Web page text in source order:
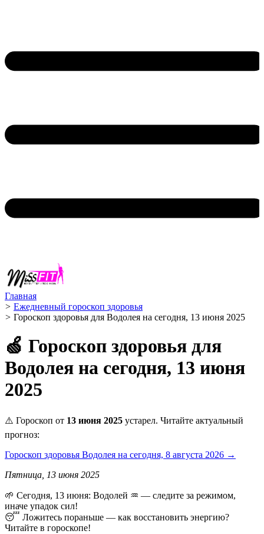
Главная
> Ежедневный гороскоп здоровья
> Гороскоп здоровья для Водолея на сегодня, 13 июня 2025
🍏 Гороскоп здоровья для
Водолея на сегодня, 13 июня
2025
⚠️ Гороскоп от 13 июня 2025 устарел. Читайте актуальный
прогноз:
Гороскоп здоровья Водолея на сегодня, 8 августа 2026 →
Пятница, 13 июня 2025
🌱 Сегодня, 13 июня: Водолей ♒ — следите за режимом,
иначе упадок сил!
😴 Ложитесь пораньше — как восстановить энергию?
Читайте в гороскопе!